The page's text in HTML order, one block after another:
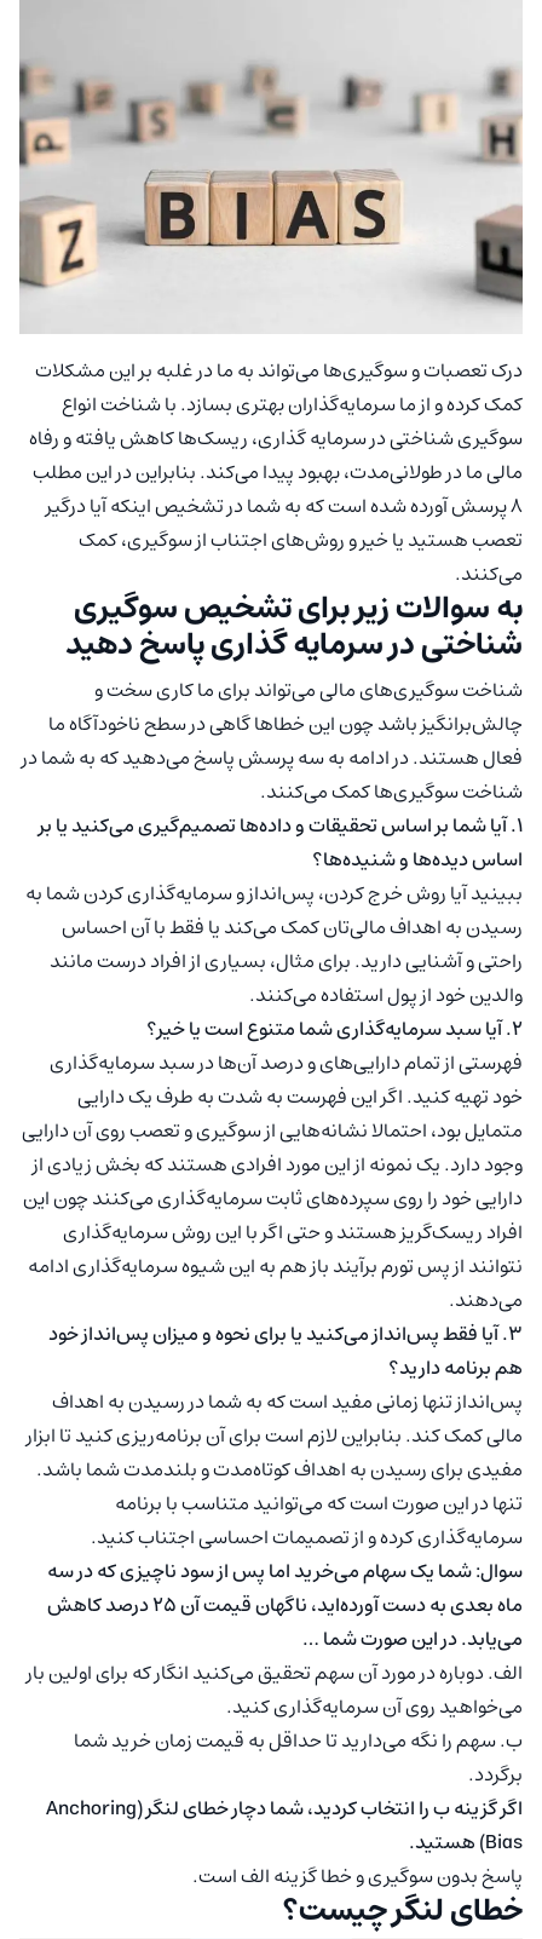
درک تعصبات و سوگیری‌ها می‌تواند به ما در غلبه بر این مشکلات
کمک کرده و از ما سرمایه‌گذاران بهتری بسازد. با شناخت انواع
سوگیری شناختی در سرمایه گذاری، ریسک‌ها کاهش یافته و رفاه
مالی ما در طولانی‌مدت، بهبود پیدا می‌کند. بنابراین در این مطلب
۸ پرسش آورده شده است که به شما در تشخیص اینکه آیا درگیر
تعصب هستید یا خیر و روش‌های اجتناب از سوگیری، کمک
می‌کنند.
به سوالات زیر برای تشخیص سوگیری
شناختی در سرمایه گذاری پاسخ دهید
شناخت سوگیری‌های مالی می‌تواند برای ما کاری سخت و
چالش‌برانگیز باشد چون این خطاها گاهی در سطح ناخودآگاه ما
فعال هستند. در ادامه به سه پرسش پاسخ می‌دهید که به شما در
شناخت سوگیری‌ها کمک می‌کنند.
۱. آیا شما بر اساس تحقیقات و داده‌ها تصمیم‌گیری می‌کنید یا بر
اساس دیده‌ها و شنیده‌ها؟
ببینید آیا روش خرج کردن، پس‌انداز و سرمایه‌گذاری کردن شما به
رسیدن به اهداف مالی‌تان کمک می‌کند یا فقط با آن احساس
راحتی و آشنایی دارید. برای مثال، بسیاری از افراد درست مانند
والدین خود از پول استفاده می‌کنند.
۲. آیا سبد سرمایه‌گذاری شما متنوع است یا خیر؟
فهرستی از تمام دارایی‌های و درصد آن‌ها در سبد سرمایه‌گذاری
خود تهیه کنید. اگر این فهرست به شدت به طرف یک دارایی
متمایل بود، احتمالا نشانه‌هایی از سوگیری و تعصب روی آن دارایی
وجود دارد. یک نمونه از این مورد افرادی هستند که بخش زیادی از
دارایی خود را روی سپرده‌های ثابت سرمایه‌گذاری می‌کنند چون این
افراد ریسک‌گریز هستند و حتی اگر با این روش سرمایه‌گذاری
نتوانند از پس تورم برآیند باز هم به این شیوه سرمایه‌گذاری ادامه
می‌دهند.
۳. آیا فقط پس‌انداز می‌کنید یا برای نحوه و میزان پس‌انداز خود
هم برنامه دارید؟
پس‌انداز تنها زمانی مفید است که به شما در رسیدن به اهداف
مالی کمک کند. بنابراین لازم است برای آن برنامه‌ریزی کنید تا ابزار
مفیدی برای رسیدن به اهداف کوتاه‌مدت و بلندمدت شما باشد.
تنها در این صورت است که می‌توانید متناسب با برنامه
سرمایه‌گذاری کرده و از تصمیمات احساسی اجتناب کنید.
سوال: شما یک سهام می‌خرید اما پس از سود ناچیزی که در سه
ماه بعدی به دست آورده‌اید، ناگهان قیمت آن ۲۵ درصد کاهش
می‌یابد. در این صورت شما …
الف. دوباره در مورد آن سهم تحقیق می‌کنید انگار که برای اولین بار
می‌خواهید روی آن سرمایه‌گذاری کنید.
ب. سهم را نگه می‌دارید تا حداقل به قیمت زمان خرید شما
برگردد.
اگر گزینه ب را انتخاب کردید، شما دچار خطای لنگر (Anchoring
Bias) هستید.
پاسخ بدون سوگیری و خطا گزینه الف است.
خطای لنگر چیست؟